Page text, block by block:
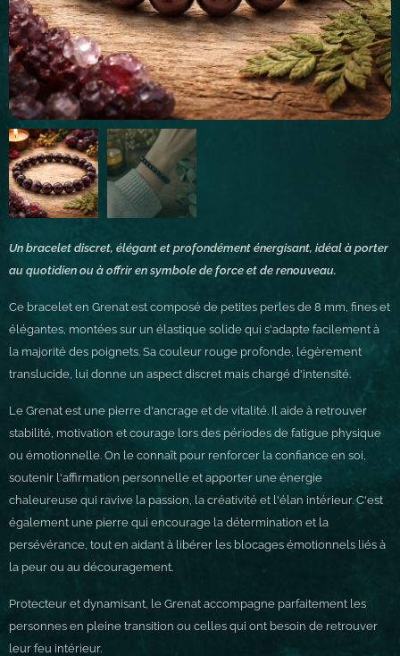
Un bracelet discret, élégant et profondément énergisant, idéal à porter
au quotidien ou à offrir en symbole de force et de renouveau.
Ce bracelet en Grenat est composé de petites perles de 8 mm, fines et
élégantes, montées sur un élastique solide qui s'adapte facilement à
la majorité des poignets. Sa couleur rouge profonde, légèrement
translucide, lui donne un aspect discret mais chargé d'intensité.
Le Grenat est une pierre d'ancrage et de vitalité. Il aide à retrouver
stabilité, motivation et courage lors des périodes de fatigue physique
ou émotionnelle. On le connaît pour renforcer la confiance en soi,
soutenir l'affirmation personnelle et apporter une énergie
chaleureuse qui ravive la passion, la créativité et l'élan intérieur. C'est
également une pierre qui encourage la détermination et la
persévérance, tout en aidant à libérer les blocages émotionnels liés à
la peur ou au découragement.
Protecteur et dynamisant, le Grenat accompagne parfaitement les
personnes en pleine transition ou celles qui ont besoin de retrouver
leur feu intérieur.